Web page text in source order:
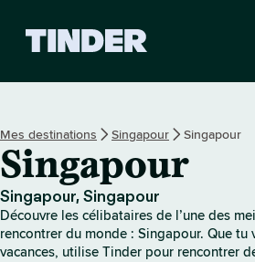
i
T
i
n
d
e
Mes destinations Singapour Singapour
Singapour
Singapour, Singapour
Découvre les célibataires de l’une des
rencontrer du monde : Singapour. Que
vacances, utilise Tinder pour rencontrer